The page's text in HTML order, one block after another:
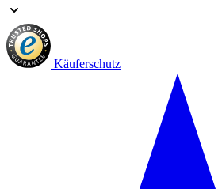
Käuferschutz